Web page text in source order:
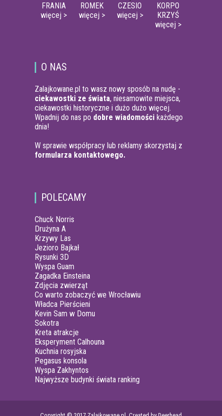
FRANIA
więcej >
ROMEK
więcej >
CZESIO
więcej >
KORPO
KRZYŚ
więcej >
O NAS
Zalajkowane.pl to wasz nowy sposób na nudę -
ciekawostki ze świata, niesamowite miejsca,
ciekawostki historyczne i dużo dużo więcej.
Wpadnij do nas po dobre wiadomości każdego
dnia!
W sprawie współpracy lub reklamy skorzystaj z
formularza kontaktowego.
POLECAMY
Chuck Norris
Drużyna A
Krzywy Las
Jezioro Bajkał
Rysunki 3D
Wyspa Guam
Zagadka Einsteina
Zdjęcia zwierząt
Co warto zobaczyć we Wrocławiu
Władca Pierścieni
Kevin Sam w Domu
Sokotra
Kreta atrakcje
Eksperyment Calhouna
Kuchnia rosyjska
Pegasus konsola
Wyspa Zakhyntos
Najwyższe budynki świata ranking